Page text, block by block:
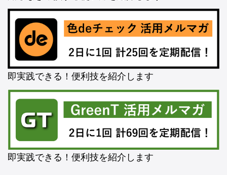
即実践できる！便利技を紹介します
即実践できる！便利技を紹介します